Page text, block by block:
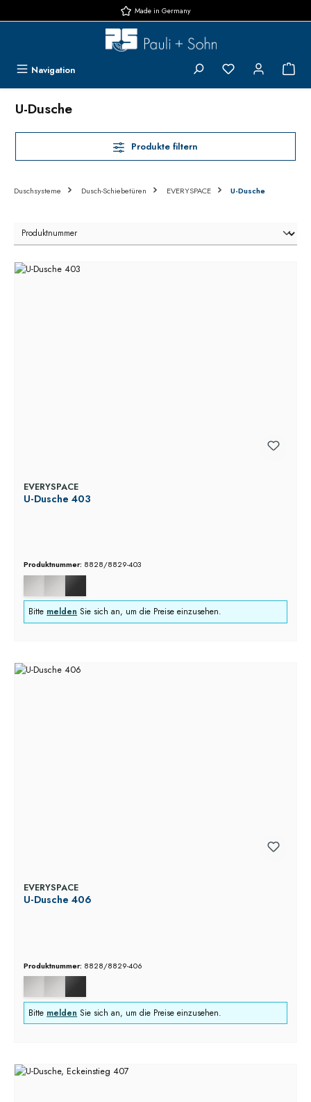
Made in Germany
Navigation Du hast 0
U-Dusche
Produkte filtern
Duschsysteme Dusch-Schiebetüren EVERYSPACE U-Dusche
EVERYSPACE
U-Dusche 403
Produktnummer: 8828/8829-403
Bitte melden Sie sich an, um die Preise einzusehen.
EVERYSPACE
U-Dusche 406
Produktnummer: 8828/8829-406
Bitte melden Sie sich an, um die Preise einzusehen.